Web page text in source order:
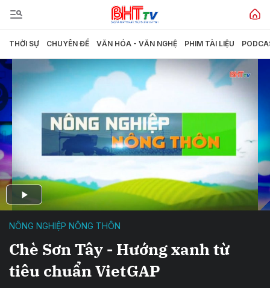
THỜI SỰ CHUYÊN ĐỀ VĂN HÓA - VĂN NGHỆ PHIM TÀI LIỆU
NÔNG NGHIỆP NÔNG THÔN
Chè Sơn Tây - Hướng xanh từ
tiêu chuẩn VietGAP